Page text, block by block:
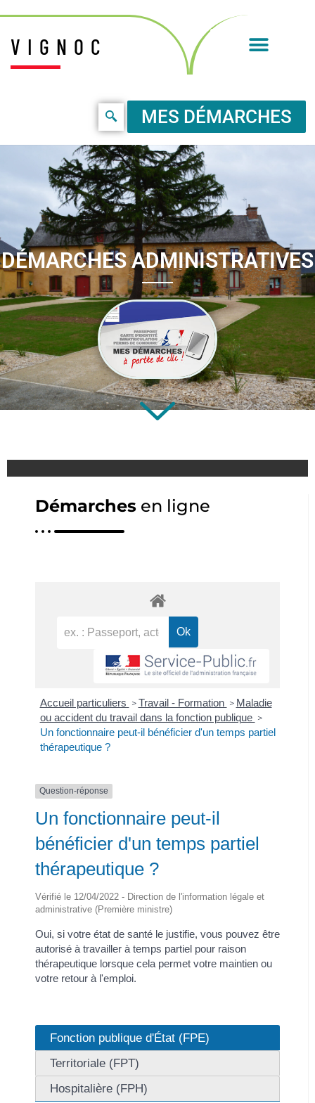
VIGNOC
MES DÉMARCHES
DÉMARCHES ADMINISTRATIVES
Démarches en ligne
Accueil particuliers > Travail - Formation > Maladie
ou accident du travail dans la fonction publique >
Un fonctionnaire peut-il bénéficier d'un temps partiel
thérapeutique ?
Question-réponse
Un fonctionnaire peut-il
bénéficier d'un temps partiel
thérapeutique ?
Vérifié le 12/04/2022 - Direction de l'information légale et
administrative (Première ministre)
Oui, si votre état de santé le justifie, vous pouvez être
autorisé à travailler à temps partiel pour raison
thérapeutique lorsque cela permet votre maintien ou
votre retour à l'emploi.
Fonction publique d'État (FPE)
Territoriale (FPT)
Hospitalière (FPH)